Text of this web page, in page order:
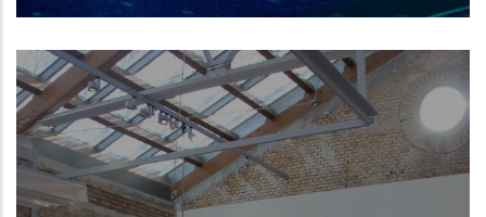
Museo del Mar (Santa Pola)NUEVO